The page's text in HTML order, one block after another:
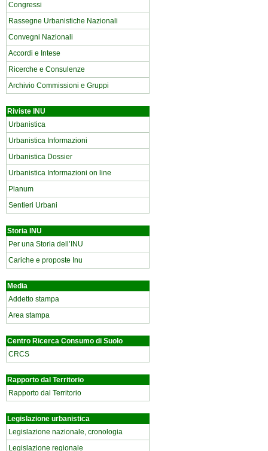
Congressi
Rassegne Urbanistiche Nazionali
Convegni Nazionali
Accordi e Intese
Ricerche e Consulenze
Archivio Commissioni e Gruppi
Riviste INU
Urbanistica
Urbanistica Informazioni
Urbanistica Dossier
Urbanistica Informazioni on line
Planum
Sentieri Urbani
Storia INU
Per una Storia dell’INU
Cariche e proposte Inu
Media
Addetto stampa
Area stampa
Centro Ricerca Consumo di Suolo
CRCS
Rapporto dal Territorio
Rapporto dal Territorio
Legislazione urbanistica
Legislazione nazionale, cronologia
Legislazione regionale